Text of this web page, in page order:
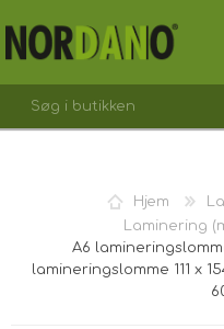
OPRET DIG SOM KUNDE
LOGIN
Hjem
Laminering
A6
lamineringslomme 111 x